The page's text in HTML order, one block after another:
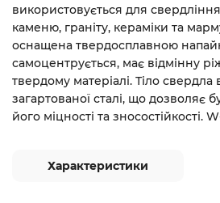
використовується для
каменю, граніту, кераміки та
оснащена твердосплавною
самоцентрується, має відмінну
твердому матеріалі. Тіло свердла
загартованої сталі, що дозволяє
його міцності та зносостійкості.
Характеристики